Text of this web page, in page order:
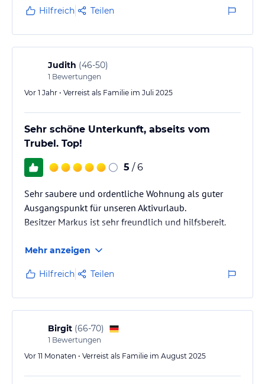
Hilfreich Teilen
Judith (46-50)
1 Bewertungen
Vor 1 Jahr • Verreist als Familie im Juli 2025
Sehr schöne Unterkunft, abseits vom
Trubel. Top!
5 / 6
Sehr saubere und ordentliche Wohnung als guter
Ausgangspunkt für unseren Aktivurlaub.
Besitzer Markus ist sehr freundlich und hilfsbereit.
Mehr anzeigen
Hilfreich Teilen
Birgit (66-70)
1 Bewertungen
Vor 11 Monaten • Verreist als Familie im August 2025